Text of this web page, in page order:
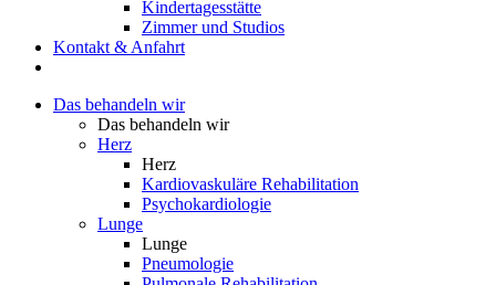
Kindertagesstätte
Zimmer und Studios
Kontakt & Anfahrt
Das behandeln wir
Das behandeln wir
Herz
Herz
Kardiovaskuläre Rehabilitation
Psychokardiologie
Lunge
Lunge
Pneumologie